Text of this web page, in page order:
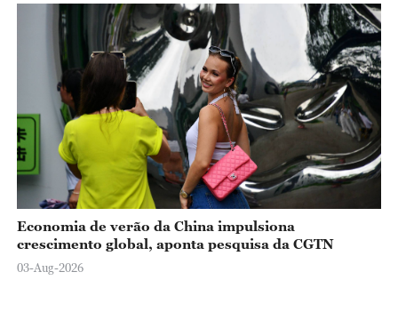
Economia de verão da China impulsiona
crescimento global, aponta pesquisa da CGTN
03-Aug-2026